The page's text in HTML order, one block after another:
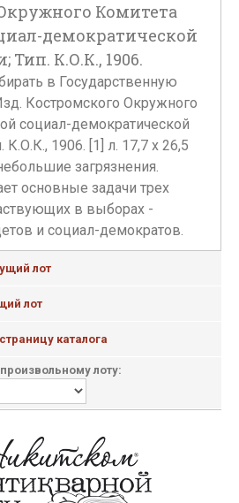
Комитета
демократической
Тип. К.О.К., 1906.
в Государственную
Костромского Окружного
социал-демократической
К.О.К., 1906. [1] л. 17,7 х 26,5
загрязнения.
основные задачи трех
в выборах -
и социал-демократов.
лот
лот
каталога
лоту: